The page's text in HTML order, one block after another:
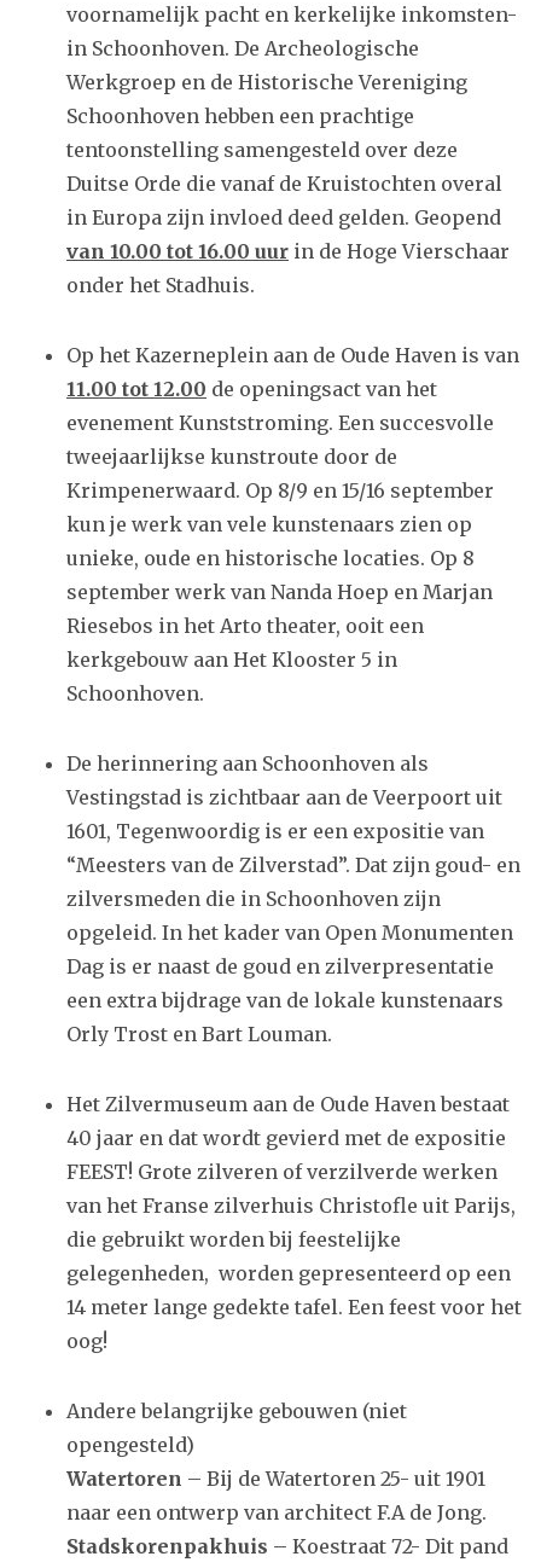
voornamelijk pacht en kerkelijke inkomsten-
in Schoonhoven. De Archeologische
Werkgroep en de Historische Vereniging
Schoonhoven hebben een prachtige
tentoonstelling samengesteld over deze
Duitse Orde die vanaf de Kruistochten overal
in Europa zijn invloed deed gelden. Geopend
van 10.00 tot 16.00 uur in de Hoge Vierschaar
onder het Stadhuis.
Op het Kazerneplein aan de Oude Haven is van
11.00 tot 12.00 de openingsact van het
evenement Kunststroming. Een succesvolle
tweejaarlijkse kunstroute door de
Krimpenerwaard. Op 8/9 en 15/16 september
kun je werk van vele kunstenaars zien op
unieke, oude en historische locaties. Op 8
september werk van Nanda Hoep en Marjan
Riesebos in het Arto theater, ooit een
kerkgebouw aan Het Klooster 5 in
Schoonhoven.
De herinnering aan Schoonhoven als
Vestingstad is zichtbaar aan de Veerpoort uit
1601, Tegenwoordig is er een expositie van
“Meesters van de Zilverstad”. Dat zijn goud- en
zilversmeden die in Schoonhoven zijn
opgeleid. In het kader van Open Monumenten
Dag is er naast de goud en zilverpresentatie
een extra bijdrage van de lokale kunstenaars
Orly Trost en Bart Louman.
Het Zilvermuseum aan de Oude Haven bestaat
40 jaar en dat wordt gevierd met de expositie
FEEST! Grote zilveren of verzilverde werken
van het Franse zilverhuis Christofle uit Parijs,
die gebruikt worden bij feestelijke
gelegenheden, worden gepresenteerd op een
14 meter lange gedekte tafel. Een feest voor het
oog!
Andere belangrijke gebouwen (niet
opengesteld)
Watertoren – Bij de Watertoren 25- uit 1901
naar een ontwerp van architect F.A de Jong.
Stadskorenpakhuis – Koestraat 72- Dit pand